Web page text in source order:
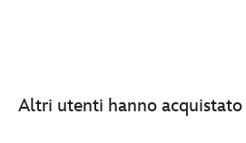
Altri utenti hanno acquistato